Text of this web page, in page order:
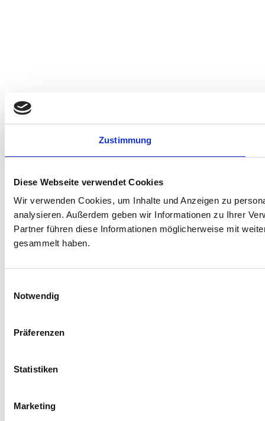
Zustimmung
Diese Webseite verwendet Cookies
Wir verwenden Cookies, um Inhalte und Anzeigen zu
analysieren. Außerdem geben wir Informationen zu Ihrer
Partner führen diese Informationen möglicherweise mit
gesammelt haben.
Notwendig
Präferenzen
Statistiken
Marketing